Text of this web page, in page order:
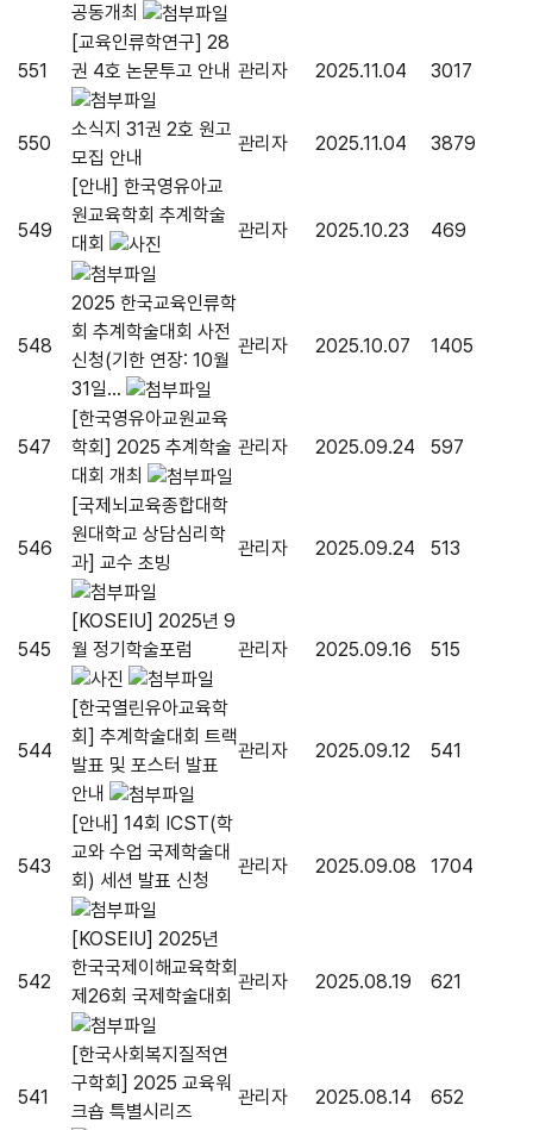
공동개최
551
[교육인류학연구] 28
권 4호 논문투고 안내 관리자 2025.11.04 3017
550
소식지 31권 2호 원고
모집 안내
관리자 2025.11.04 3879
549
[안내] 한국영유아교
원교육학회 추계학술
대회
관리자 2025.10.23 469
548
2025 한국교육인류학
회 추계학술대회 사전
신청(기한 연장: 10월
31일...
관리자 2025.10.07 1405
547
[한국영유아교원교육
학회] 2025 추계학술
대회 개최
관리자 2025.09.24 597
546
[국제뇌교육종합대학
원대학교 상담심리학
과] 교수 초빙
관리자 2025.09.24 513
545
[KOSEIU] 2025년 9
월 정기학술포럼
관리자 2025.09.16 515
544
[한국열린유아교육학
회] 추계학술대회 트랙
발표 및 포스터 발표
안내
관리자 2025.09.12 541
543
[안내] 14회 ICST(학
교와 수업 국제학술대
회) 세션 발표 신청
관리자 2025.09.08 1704
542
[KOSEIU] 2025년
한국국제이해교육학회
제26회 국제학술대회
관리자 2025.08.19 621
541
[한국사회복지질적연
구학회] 2025 교육워
크숍 특별시리즈
관리자 2025.08.14 652